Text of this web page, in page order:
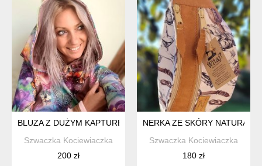
BLUZA Z DUŻYM KAPTUREM
Szwaczka Kociewiaczka
200 zł
NERKA ZE SKÓRY
Szwaczka Kociewiaczka
180 zł